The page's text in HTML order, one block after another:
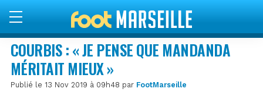
COURBIS : « JE PENSE QUE MANDANDA
MÉRITAIT MIEUX »
Publié le 13 Nov 2019 à 09h48 par FootMarseille